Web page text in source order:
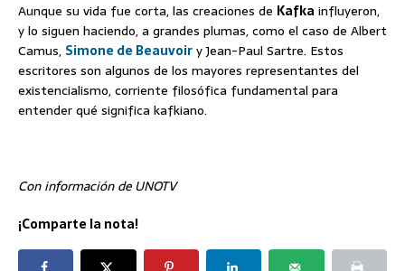
Aunque su vida fue corta, las creaciones de Kafka influyeron,
y lo siguen haciendo, a grandes plumas, como el caso de Albert
Camus, Simone de Beauvoiry Jean-Paul Sartre. Estos
escritores son algunos de los mayores representantes del
existencialismo, corriente filosófica fundamental para
entender qué significa kafkiano.
Con información de UNOTV
¡Comparte la nota!